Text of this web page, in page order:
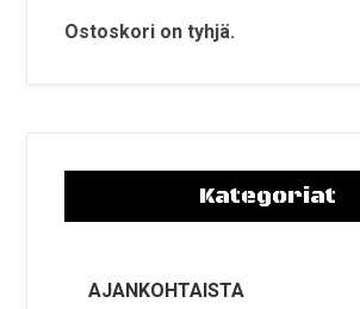
Ostoskori on tyhjä.
Kategoriat
AJANKOHTAISTA